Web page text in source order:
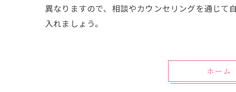
異なりますので、相談やカウンセリングを通じて
入れましょう。
ホーム